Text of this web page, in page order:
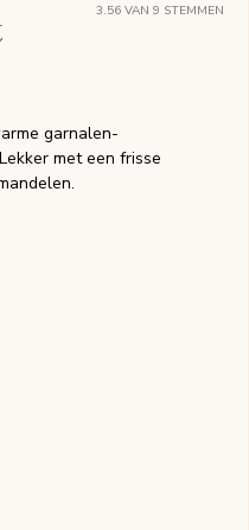
3.56 VAN 9 STEMMEN
garnalen-
met een frisse